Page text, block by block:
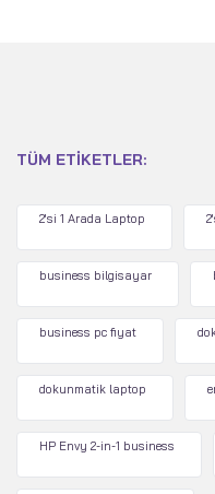
TÜM ETIKETLER:
2'si 1 Arada Laptop
business bilgisayar
business pc fiyat
dokunmatik laptop
HP Envy 2-in-1 business